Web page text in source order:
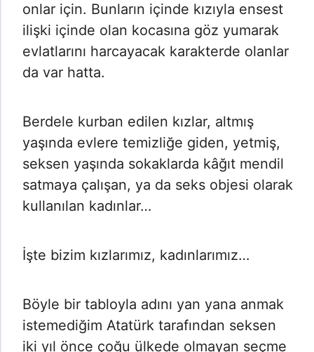
onlar için. Bunların içinde kızıyla ensest
ilişki içinde olan kocasına göz yumarak
evlatlarını harcayacak karakterde olanlar
da var hatta.
Berdele kurban edilen kızlar, altmış
yaşında evlere temizliğe giden, yetmiş,
seksen yaşında sokaklarda kâğıt mendil
satmaya çalışan, ya da seks objesi olarak
kullanılan kadınlar…
İşte bizim kızlarımız, kadınlarımız…
Böyle bir tabloyla adını yan yana anmak
istemediğim Atatürk tarafından seksen
iki yıl önce çoğu ülkede olmayan seçme